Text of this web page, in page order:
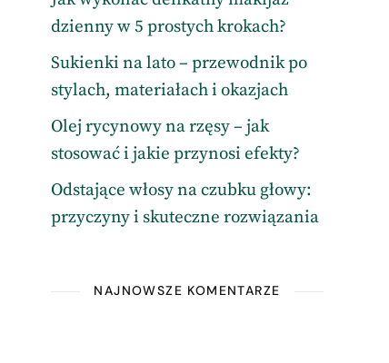
dzienny w 5 prostych krokach?
Sukienki na lato – przewodnik po
stylach, materiałach i okazjach
Olej rycynowy na rzęsy – jak
stosować i jakie przynosi efekty?
Odstające włosy na czubku głowy:
przyczyny i skuteczne rozwiązania
NAJNOWSZE KOMENTARZE